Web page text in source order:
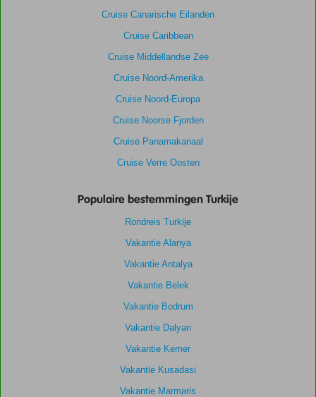
Cruise Canarische Eilanden
Cruise Caribbean
Cruise Middellandse Zee
Cruise Noord-Amerika
Cruise Noord-Europa
Cruise Noorse Fjorden
Cruise Panamakanaal
Cruise Verre Oosten
Populaire bestemmingen Turkije
Rondreis Turkije
Vakantie Alanya
Vakantie Antalya
Vakantie Belek
Vakantie Bodrum
Vakantie Dalyan
Vakantie Kemer
Vakantie Kusadasi
Vakantie Marmaris